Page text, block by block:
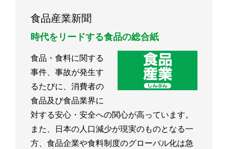
食品産業新聞
時代をリードする食品の総合紙
食品・食料に関する
事件、事故が発生す
るたびに、消費者の
食品及び食品業界に
対する安心・安全への関心が高っています。
また、日本の人口減少が現実のものとなる一
方、食品企業や食料制度のグローバル化は急